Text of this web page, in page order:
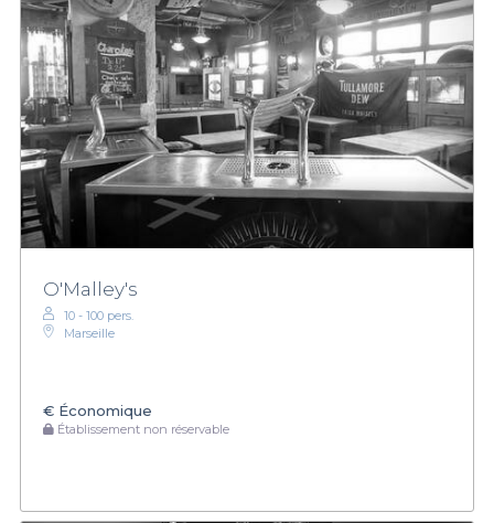
O'Malley's
10 - 100 pers.
Marseille
€ Économique
Établissement non réservable